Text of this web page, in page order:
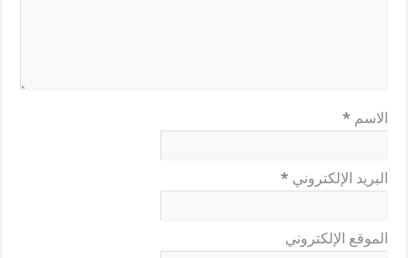
الاسم *
البريد الإلكتروني *
الموقع الإلكتروني